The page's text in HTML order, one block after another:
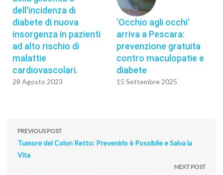
dell'incidenza di
diabete di nuova
insorgenza in pazienti
ad alto rischio di
malattie
cardiovascolari.
28 Agosto 2023
‘Occhio agli occhi’
arriva a Pescara:
prevenzione gratuita
contro maculopatie e
diabete
15 Settembre 2025
PREVIOUS POST
Tumore del Colon Retto: Prevenirlo è Possibile e Salva la
Vita
NEXT POST